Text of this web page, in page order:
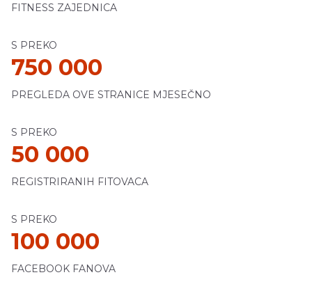
FITNESS ZAJEDNICA
S PREKO
750 000
PREGLEDA OVE STRANICE MJESEČNO
S PREKO
50 000
REGISTRIRANIH FITOVACA
S PREKO
100 000
FACEBOOK FANOVA